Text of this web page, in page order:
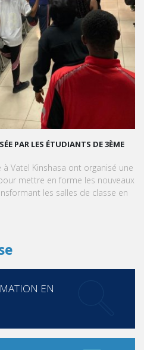
PAR LES ÉTUDIANTS DE 3ÈME
Vatel Kinshasa ont organisé une
mettre en forme les nouveaux
les salles de classe en
EN